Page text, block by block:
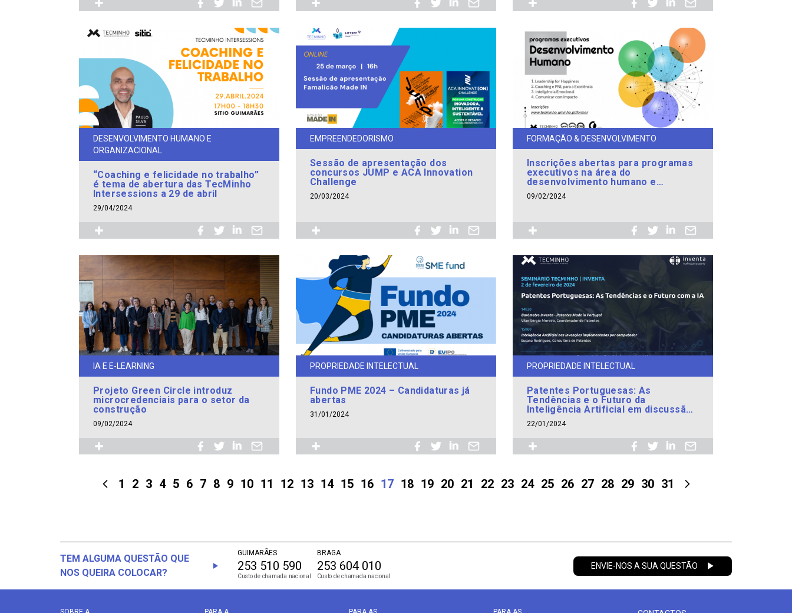
DESENVOLVIMENTO HUMANO E
ORGANIZACIONAL
“Coaching e felicidade no trabalho”
é tema de abertura das TecMinho
Intersessions a 29 de abril
29/04/2024
EMPREENDEDORISMO
Sessão de apresentação dos
concursos JUMP e ACA Innovation
Challenge
20/03/2024
FORMAÇÃO & DESENVOLVIMENTO
Inscrições abertas para programas
executivos na área do
desenvolvimento humano e
organizacional
09/02/2024
IA E E-LEARNING
Projeto Green Circle introduz
microcredenciais para o setor da
construção
09/02/2024
PROPRIEDADE INTELECTUAL
Fundo PME 2024 – Candidaturas já
abertas
31/01/2024
PROPRIEDADE INTELECTUAL
Patentes Portuguesas: As
Tendências e o Futuro da
Inteligência Artificial em discussão
no dia 2 de fevereiro
22/01/2024
1 2 3 4 5 6 7 8 9 10 11 12 13 14 15 16 17 18 19 20 21 22 23 24 25 26 27 28 29 30 31
TEM ALGUMA QUESTÃO QUE
NOS QUEIRA COLOCAR?
GUIMARÃES
253 510 590
Custo de chamada nacional
BRAGA
253 604 010
Custo de chamada nacional
ENVIE-NOS A SUA QUESTÃO